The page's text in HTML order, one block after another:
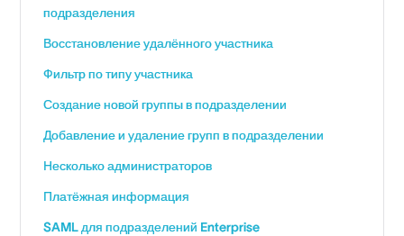
подразделения
Восстановление удалённого участника
Фильтр по типу участника
Создание новой группы в подразделении
Добавление и удаление групп в подразделении
Несколько администраторов
Платёжная информация
SAML для подразделений Enterprise